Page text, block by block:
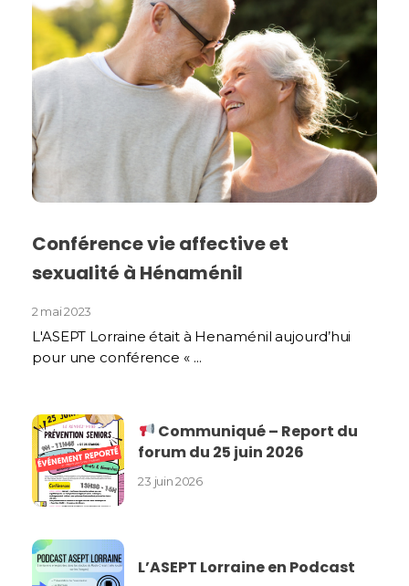
Conférence vie affective et
sexualité à Hénaménil
2 mai 2023
L'ASEPT Lorraine était à Henaménil aujourd’hui
pour une conférence « ...
Communiqué – Report du
forum du 25 juin 2026
23 juin 2026
L’ASEPT Lorraine en Podcast